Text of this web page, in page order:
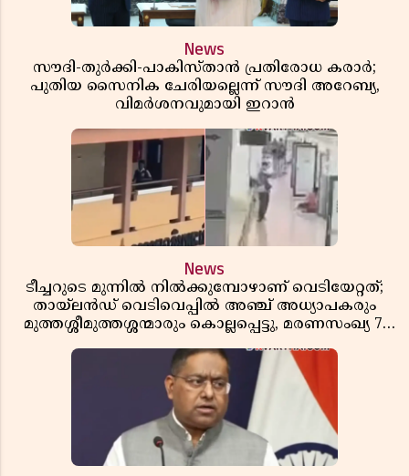
News
സൗദി-തുർക്കി-പാകിസ്താൻ പ്രതിരോധ കരാർ;
പുതിയ സൈനിക ചേരിയല്ലെന്ന് സൗദി അറേബ്യ,
വിമർശനവുമായി ഇറാൻ
News
ടീച്ചറുടെ മുന്നിൽ നിൽക്കുമ്പോഴാണ് വെടിയേറ്റത്;
തായ്‌ലൻഡ് വെടിവെപ്പിൽ അഞ്ച് അധ്യാപകരും
മുത്തശ്ശീമുത്തശ്ശന്മാരും കൊല്ലപ്പെട്ടു, മരണസംഖ്യ 7;